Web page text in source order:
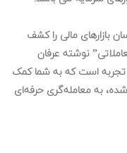
بازارهای مالی را کشف
معاملاتی” نوشته عرفان
تجربه است که به شما کمک
به معامله‌گری حرفه‌ای